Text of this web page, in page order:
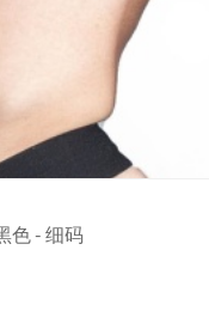
色 - 细码